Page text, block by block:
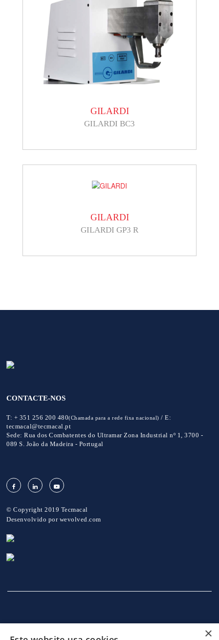
GILARDI
GILARDI BC3
GILARDI
GILARDI GP3 R
CONTACTE-NOS
T: + 351 256 200 480(Chamada para a rede fixa nacional) /E:
tecmacal@tecmacal.pt
Sede: Rua dos Combatentes do Ultramar Zona Industrial nº 1, 3700 -
089 S. João da Madeira - Portugal
© Copyright 2019 Tecmacal
Desenvolvido por wevolved.com
INÍCIO EMPRESA SERVIÇOS ×